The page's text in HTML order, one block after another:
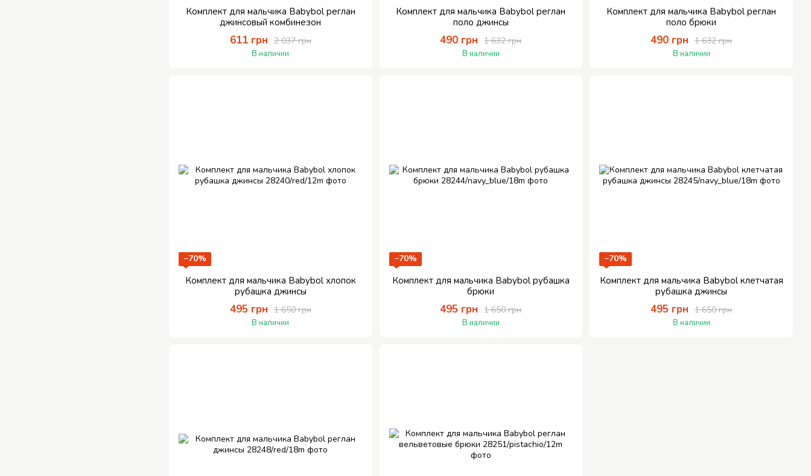
Комплект для мальчика Babybol реглан
джинсовый комбинезон
2 037 грн
611 грн
В наличии
Комплект для мальчика Babybol реглан
поло джинсы
1 632 грн
490 грн
В наличии
Комплект для мальчика Babybol реглан
поло брюки
1 632 грн
490 грн
В наличии
−70%
Комплект для мальчика Babybol хлопок
рубашка джинсы
1 650 грн
495 грн
В наличии
−70%
Комплект для мальчика Babybol рубашка
брюки
1 650 грн
495 грн
В наличии
−70%
Комплект для мальчика Babybol клетчатая
рубашка джинсы
1 650 грн
495 грн
В наличии